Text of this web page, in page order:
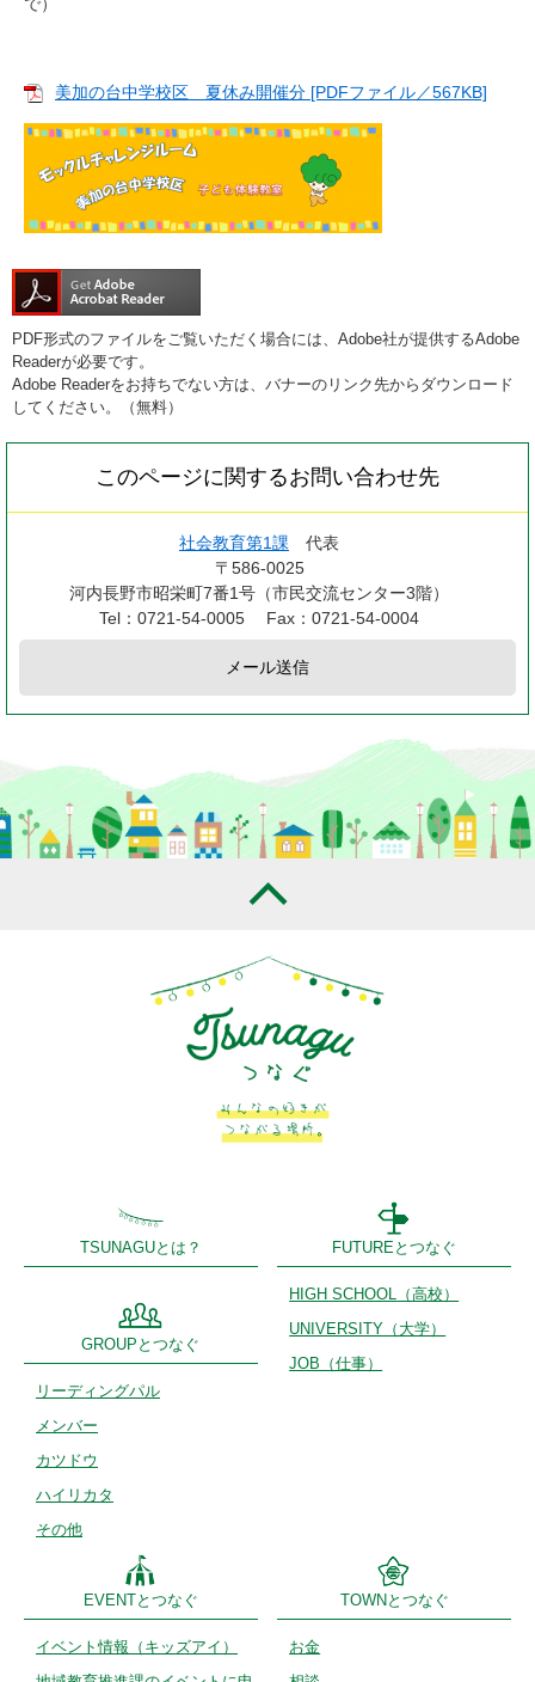
美加の台中学校区 夏休み開催分 [PDFファイル／567KB]
PDF形式のファイルをご覧いただく場合には、Adobe社が提供するAdobe
Readerが必要です。
Adobe Readerをお持ちでない方は、バナーのリンク先からダウンロード
してください。（無料）
このページに関するお問い合わせ先
社会教育第1課
代表
〒586-0025
河内長野市昭栄町7番1号（市民交流センター3階）
Tel：0721-54-0005
Fax：0721-54-0004
メール送信
TSUNAGUとは？
GROUPとつなぐ
リーディングパル
メンバー
カツドウ
ハイリカタ
その他
FUTUREとつなぐ
HIGH SCHOOL （高校）
UNIVERSITY （大学）
JOB（仕事）
EVENTとつなぐ
イベント情報 （キッズアイ）
TOWNとつなぐ
お金